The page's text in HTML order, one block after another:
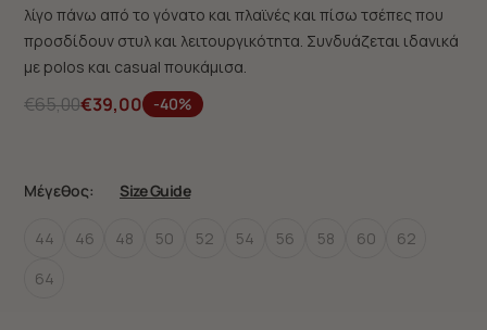
λίγο πάνω από το γόνατο και πλαϊνές και πίσω τσέπες που
προσδίδουν στυλ και λειτουργικότητα. Συνδυάζεται ιδανικά
με polos και casual πουκάμισα.
€65,00€39,00 -40%
Μέγεθος: Size Guide
44 46 48 50 52 54 56 58 60
62
64